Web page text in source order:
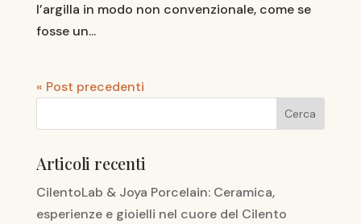
l’argilla in modo non convenzionale, come se
fosse un...
« Post precedenti
Articoli recenti
CilentoLab & Joya Porcelain: Ceramica,
esperienze e gioielli nel cuore del Cilento